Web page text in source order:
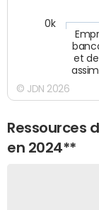
et
0k
© JDN 2026
Ressources
en 2024**